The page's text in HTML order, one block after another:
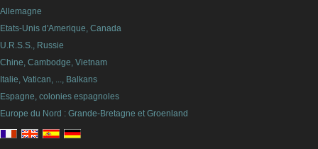
Allemagne
Etats-Unis d'Amerique, Canada
U.R.S.S., Russie
Chine, Cambodge, Vietnam
Italie, Vatican, ..., Balkans
Espagne, colonies espagnoles
Europe du Nord : Grande-Bretagne et Groenland